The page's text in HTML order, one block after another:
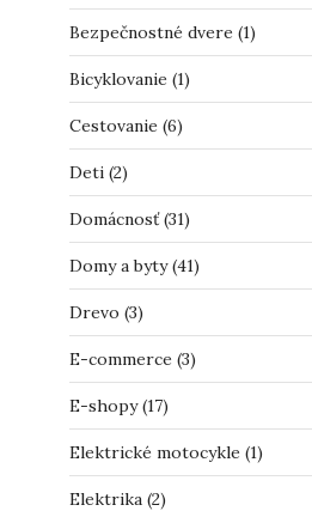
Bezpečnostné dvere (1)
Bicyklovanie (1)
Cestovanie (6)
Deti(2)
Domácnosť(31)
Domy a byty(41)
Drevo (3)
E-commerce (3)
E-shopy(17)
Elektrické motocykle (1)
Elektrika(2)